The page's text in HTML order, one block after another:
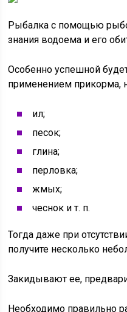
Рыбалка с помощью
знания водоема и его
Особенно успешной
применением прикорма,
ил;
песок;
глина;
перловка;
жмых;
чеснок и т. п.
Тогда даже при
получите несколько
Закидывают ее,
Необходимо правильно